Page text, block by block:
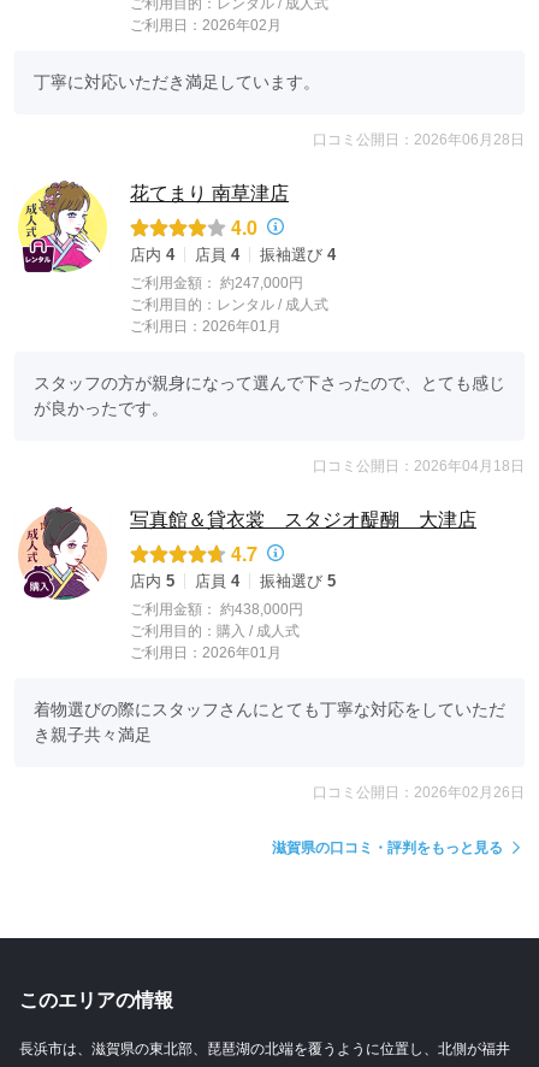
ご利用目的： レンタル / 成人式
ご利用日：2026年02月
丁寧に対応いただき満足しています。
口コミ公開日：2026年06月28日
花てまり 南草津店
4.0
店内 4 店員 4 振袖選び 4
ご利用金額： 約247,000円
ご利用目的： レンタル / 成人式
ご利用日：2026年01月
スタッフの方が親身になって選んで下さったので、とても感じ
が良かったです。
口コミ公開日：2026年04月18日
写真館＆貸衣裳 スタジオ醍醐 大津店
4.7
店内 5 店員 4 振袖選び 5
ご利用金額： 約438,000円
ご利用目的： 購入 / 成人式
ご利用日：2026年01月
着物選びの際にスタッフさんにとても丁寧な対応をしていただ
き親子共々満足
口コミ公開日：2026年02月26日
滋賀県の口コミ・評判をもっと見る
このエリアの情報
長浜市は、滋賀県の東北部、琵琶湖の北端を覆うように位置し、北側が福井